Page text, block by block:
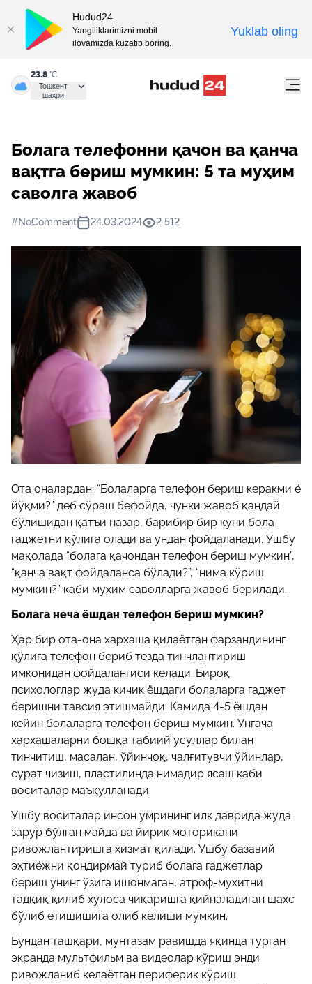
23.8 °C
Тошкент
шаҳри
Болага телефонни қачон ва қанча
вақтга бериш мумкин: 5 та муҳим
саволга жавоб
#NoComment 24.03.2024 2 512
Ота оналардан: “Болаларга телефон бериш керакми ё
йўқми?” деб сўраш бефойда, чунки жавоб қандай
бўлишидан қатъи назар, барибир бир куни бола
гаджетни қўлига олади ва ундан фойдаланади. Ушбу
мақолада “болага қачондан телефон бериш мумкин”,
“қанча вақт фойдаланса бўлади?”, “нима кўриш
мумкин?” каби муҳим саволларга жавоб берилади.
Болага неча ёшдан телефон бериш мумкин?
Ҳар бир ота-она хархаша қилаётган фарзандининг
қўлига телефон бериб тезда тинчлантириш
имконидан фойдалангиси келади. Бироқ
психологлар жуда кичик ёшдаги болаларга гаджет
беришни тавсия этишмайди. Камида 4-5 ёшдан
кейин болаларга телефон бериш мумкин. Унгача
хархашаларни бошқа табиий усуллар билан
тинчитиш, масалан, ўйинчоқ, чалғитувчи ўйинлар,
сурат чизиш, пластилинда нимадир ясаш каби
воситалар маъқулланади.
Ушбу воситалар инсон умрининг илк даврида жуда
зарур бўлган майда ва йирик моторикани
ривожлантиришга хизмат қилади. Ушбу базавий
эҳтиёжни қондирмай туриб болага гаджетлар
бериш унинг ўзига ишонмаган, атроф-муҳитни
тадқиқ қилиб хулоса чиқаришга қийналадиган шахс
бўлиб етишишига олиб келиши мумкин.
Бундан ташқари, мунтазам равишда яқинда турган
экранда мультфильм ва видеолар кўриш энди
ривожланиб келаётган периферик кўриш
Hudud24
Yangiliklarimizni mobil
ilovamizda kuzatib boring.
Yuklab oling